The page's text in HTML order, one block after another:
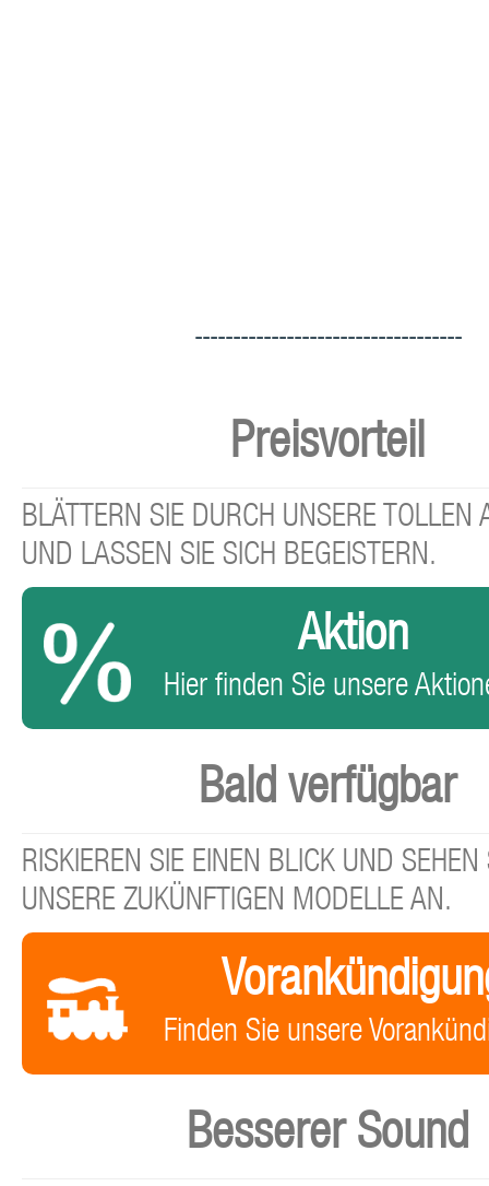
-----------------------------------
Preisvorteil
BLÄTTERN SIE DURCH UNSERE TOLLEN
UND LASSEN SIE SICH BEGEISTERN.
Aktion
Hier finden Sie unsere
Bald verfügbar
RISKIEREN SIE EINEN BLICK UND SEHEN
UNSERE ZUKÜNFTIGEN MODELLE AN.
Finden Sie unsere
Besserer Sound